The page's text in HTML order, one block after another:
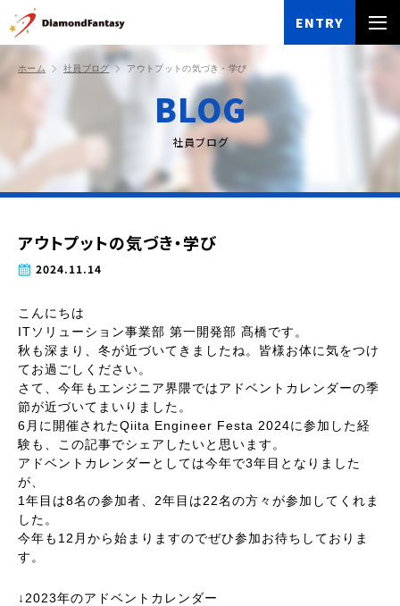
ENTRY
ホーム 社員ブログ アウトプットの気づき・学び
BLOG
社員ブログ
アウトプットの気づき・学び
2024.11.14
こんにちは
ITソリューション事業部 第一開発部 髙橋です。
秋も深まり、冬が近づいてきましたね。皆様お体に気をつけ
てお過ごしください。
さて、今年もエンジニア界隈ではアドベントカレンダーの季
節が近づいてまいりました。
6月に開催されたQiita Engineer Festa 2024に参加した経
験も、この記事でシェアしたいと思います。
アドベントカレンダーとしては今年で3年目となりました
が、
1年目は8名の参加者、2年目は22名の方々が参加してくれま
した。
今年も12月から始まりますのでぜひ参加お待ちしておりま
す。
↓2023年のアドベントカレンダー